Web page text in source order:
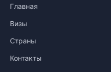
Главная
Визы
Страны
Контакты